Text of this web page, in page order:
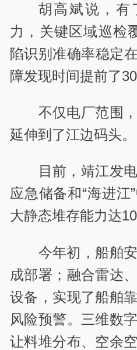
胡高斌说，有
力，关键区域巡检
陷识别准确率稳定
障发现时间提前了
不仅电厂范围
延伸到了江边码头。
目前，靖江发
应急储备和“海进江
大静态堆存能力达
今年初，船舶
成部署；融合雷达
设备，实现了船舶
风险预警。三维数
让料堆分布、空余